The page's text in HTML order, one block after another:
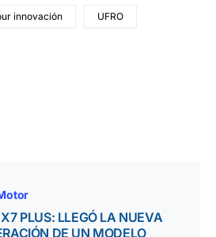
innovación UFRO
PLUS: LLEGÓ LA NUEVA
DE UN MODELO